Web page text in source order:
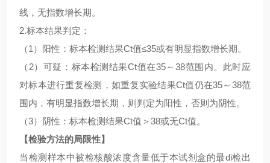
线，无指数增长期。
2.标本结果判定：
（1）阳性：标本检测结果Ct值≤35或有明显指数增长期。
（ 2）可疑：标本检测结果Ct值在35～38范围内。此时应
对标本进行重复检测，如重复实验结果Ct值仍在35～38范
围内，有明显指数增长期，则判定为阳性，否则为阴性。
（3）阴性：标本检测结果Ct值＞38或无Ct值。
【检验方法的局限性】
当检测样本中被检核酸浓度含量低于本试剂盒的最di检出